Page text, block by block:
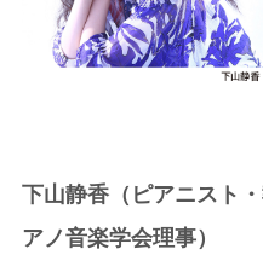
下山静香（ピアニスト
アノ音楽学会理事）